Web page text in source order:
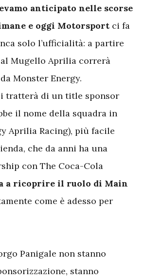
anticipato nelle scorse
e oggi Motorsport ci fa
solo l’ufficialità: a partire
al Mugello Aprilia correrà
Monster Energy.
tratterà di un title sponsor
il nome della squadra in
Aprilia Racing), più facile
che da anni ha una
con The Coca-Cola
a ricoprire il ruolo di Main
come è adesso per
Panigale non stanno
stanno